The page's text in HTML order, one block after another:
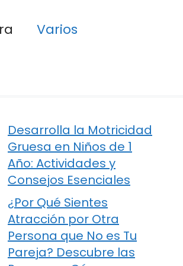
Varios
Desarrolla la Motricidad
Gruesa en Niños de 1
Año: Actividades y
Consejos Esenciales
¿Por Qué Sientes
Atracción por Otra
Persona que No es Tu
Pareja? Descubre las